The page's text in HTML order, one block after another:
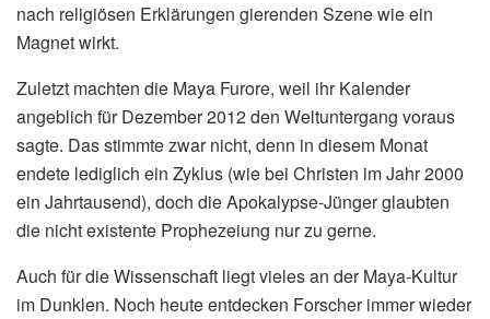
nach religiösen Erklärungen gierenden Szene wie ein
Magnet wirkt.
Zuletzt machten die Maya Furore, weil ihr Kalender
angeblich für Dezember 2012 den Weltuntergang voraus
sagte. Das stimmte zwar nicht, denn in diesem Monat
endete lediglich ein Zyklus (wie bei Christen im Jahr 2000
ein Jahrtausend), doch die Apokalypse-Jünger glaubten
die nicht existente Prophezeiung nur zu gerne.
Auch für die Wissenschaft liegt vieles an der Maya-Kultur
im Dunklen. Noch heute entdecken Forscher immer wieder